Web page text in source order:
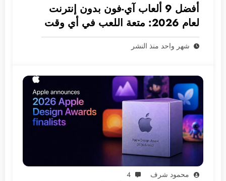
أفضل 9 ألعاب آي-فون بدون إنترنت
لعام 2026: متعة اللعب في أي وقت
ومكان
شهر واحد منذ النشر
محمود شرف 4